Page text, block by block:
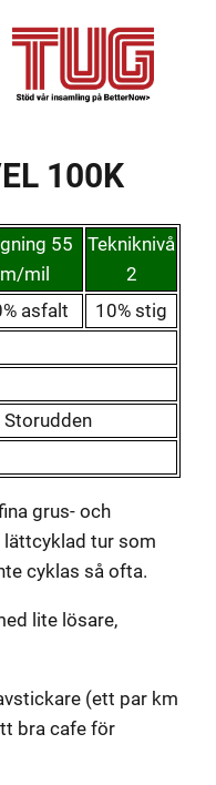
100K
55
m/mil
Tekniknivå
2
asfalt
10% stig
Storudden
grus- och
lättcyklad tur som
cyklas så ofta.
lite lösare,
(ett par km
bra cafe för